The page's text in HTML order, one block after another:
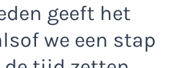
geeft het
we een stap